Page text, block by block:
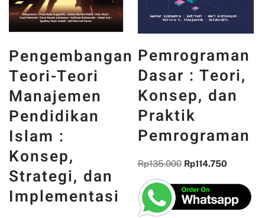
Pemrograman
Dasar : Teori,
Konsep, dan
Praktik
Pemrograman
Rp135.000
DAN
MEMORI,
DAN
REFLEKSI
Rp300.000 Rp